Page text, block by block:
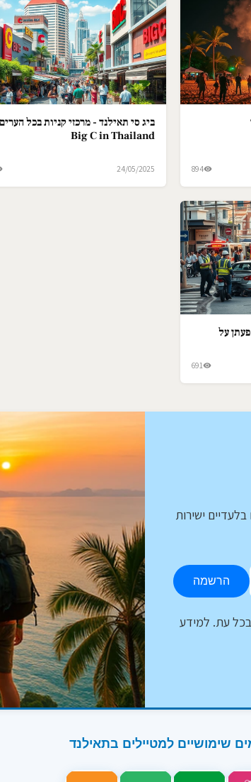
894
ביג סי תאילנד - מרכזי קניות בכל
Big C in Thailand
24/05/2025
על
691
ישירות
הרשמה
בכל עת. למידע
שימושיים למטיילים בתאילנד